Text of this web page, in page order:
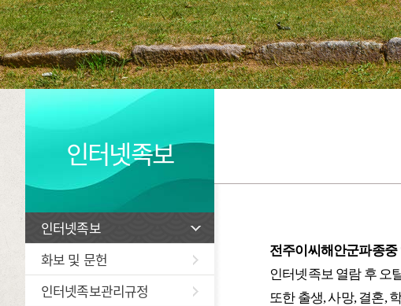
인터넷족보
인터넷족보
화보 및 문헌
인터넷족보관리규정
전주이씨해안군파종
인터넷족보 열람 후 오
또한 출생, 사망, 결혼,